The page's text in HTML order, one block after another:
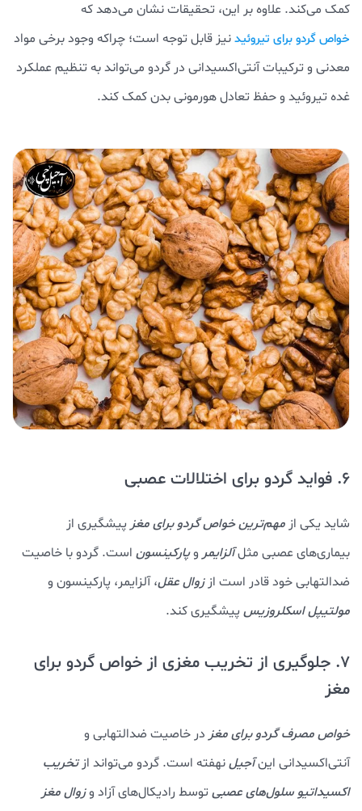
کمک می‌کند. علاوه بر این، تحقیقات نشان می‌دهد که
خواص گردو برای تیروئیدنیز قابل توجه است؛ چراکه وجود برخی مواد
معدنی و ترکیبات آنتی‌اکسیدانی در گردو می‌تواند به تنظیم عملکرد
غده تیروئید و حفظ تعادل هورمونی بدن کمک کند.
6. فواید گردو برای اختلالات عصبی
شاید یکی از مهم‌ترین خواص گردو برای مغز پیشگیری از
بیماری‌های عصبی مثلآلزایمر وپارکینسون است. گردو با خاصیت
ضدالتهابی خود قادر است اززوال عقل، آلزایمر، پارکینسون و
مولتیپل اسکلروزیس پیشگیری کند.
7. جلوگیری از تخریب مغزی از خواص گردو برای
مغز
خواص مصرف گردو برای مغز در خاصیت ضدالتهابی و
آنتی‌اکسیدانی اینآجیلنهفته است. گردو می‌تواند ازتخریب
اکسیداتیو سلول‌های عصبی توسط رادیکال‌های آزاد وزوال مغز